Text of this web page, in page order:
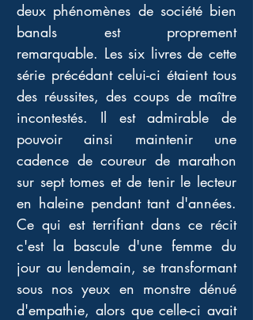
deux phénomènes de société bien
banals est proprement
remarquable. Les six livres de cette
série précédant celui-ci étaient tous
des réussites, des coups de maître
incontestés. Il est admirable de
pouvoir ainsi maintenir une
cadence de coureur de marathon
sur sept tomes et de tenir le lecteur
en haleine pendant tant d'années.
Ce qui est terrifiant dans ce récit
c'est la bascule d'une femme du
jour au lendemain, se transformant
sous nos yeux en monstre dénué
d'empathie, alors que celle-ci avait